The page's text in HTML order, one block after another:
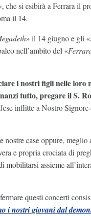
che si esibirà a Ferrara il
il 14.
» il 14 giugno e gli «
nell’ambito del «
i nostri figli nelle loro
tutto, pregare il S.
inflitte a Nostro Signore
nostre case oppure, meglio
e propria crociata di
mobilitarsi assieme
questi concerti
i nostri giovani dal